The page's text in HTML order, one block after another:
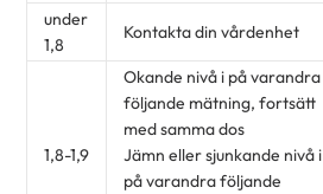
under
1,8
Kontakta din vårdenhet
1,8-1,9
Okande nivå i på varandra
följande mätning, fortsätt
med samma dos
Jämn eller sjunkande nivå i
på varandra följande